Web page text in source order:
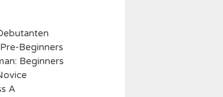
Beginners
Beginners
A